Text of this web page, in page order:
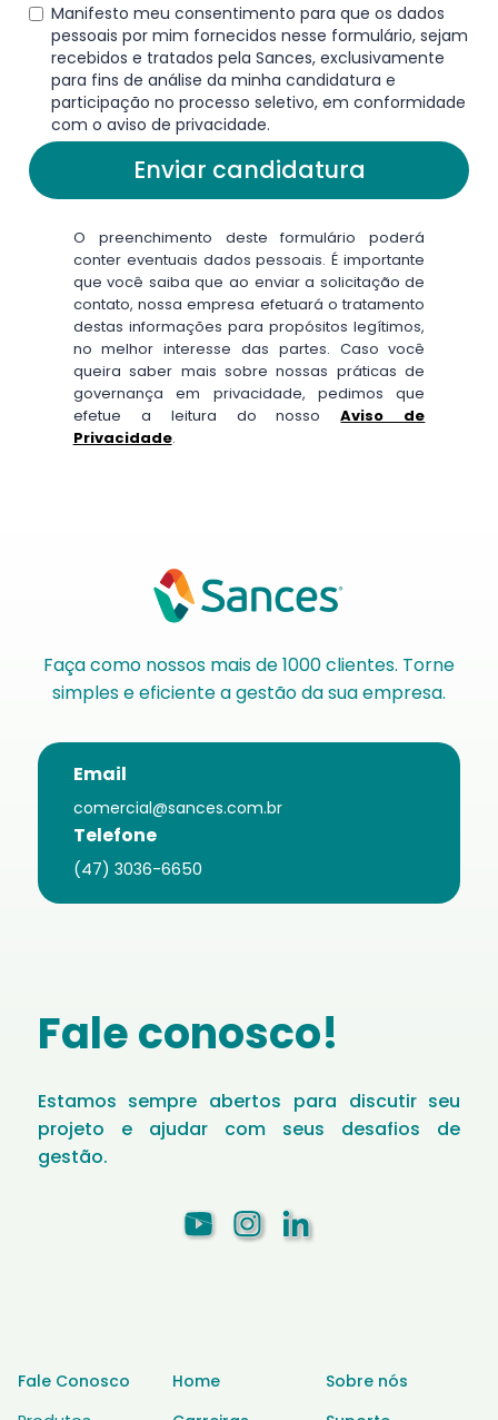
Manifesto meu consentimento para que os dados
pessoais por mim fornecidos nesse formulário, sejam
recebidos e tratados pela Sances, exclusivamente
para fins de análise da minha candidatura e
participação no processo seletivo, em conformidade
com o aviso de privacidade.
O preenchimento deste formulário poderá
conter eventuais dados pessoais. É importante
que você saiba que ao enviar a solicitação de
contato, nossa empresa efetuará o tratamento
destas informações para propósitos legítimos,
no melhor interesse das partes. Caso você
queira saber mais sobre nossas práticas de
governança em privacidade, pedimos que
efetue a leitura do nossoAviso de
Privacidade.
Faça como nossos mais de 1000 clientes. Torne
simples e eficiente a gestão da sua empresa.
Email
comercial@sances.com.br
Telefone
(47) 3036-6650
Fale conosco!
Estamos sempre abertos para discutir seu
projeto e ajudar com seus desafios de
gestão.
Fale Conosco Home
Sobre nós